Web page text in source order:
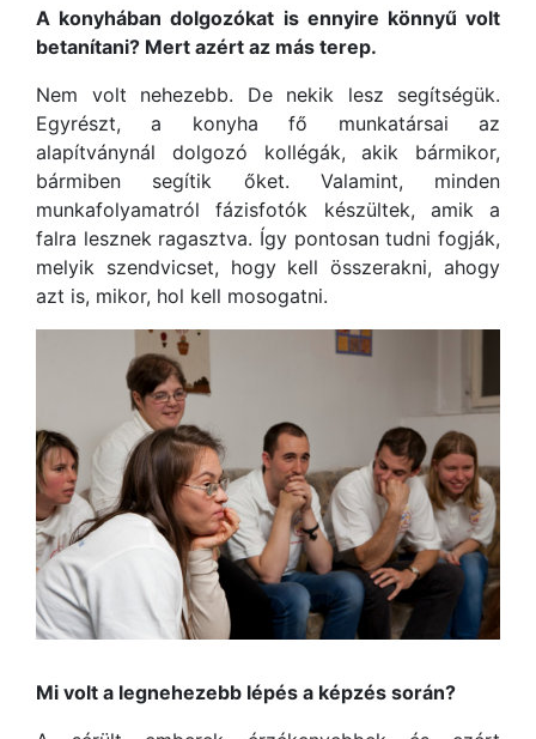
A konyhában dolgozókat is ennyire könnyű volt
betanítani? Mert azért az más terep.
Nem volt nehezebb. De nekik lesz segítségük.
Egyrészt, a konyha fő munkatársai az
alapítványnál dolgozó kollégák, akik bármikor,
bármiben segítik őket. Valamint, minden
munkafolyamatról fázisfotók készültek, amik a
falra lesznek ragasztva. Így pontosan tudni fogják,
melyik szendvicset, hogy kell összerakni, ahogy
azt is, mikor, hol kell mosogatni.
Mi volt a legnehezebb lépés a képzés során?